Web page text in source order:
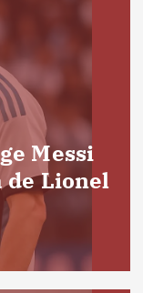
Messi
de Lionel